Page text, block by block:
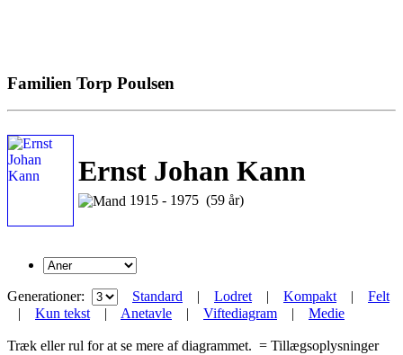
Familien Torp Poulsen
Ernst Johan Kann
1915 - 1975 (59 år)
Generationer: Standard | Lodret| Kompakt| Felt
| Kun tekst| Anetavle | Viftediagram | Medie
Træk eller rul for at se mere af diagrammet. = Tillægsoplysninger